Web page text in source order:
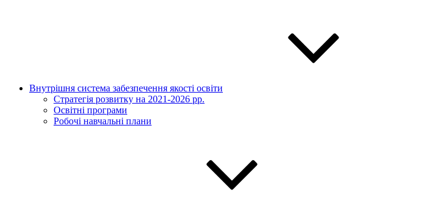
Внутрішня система забезпечення якості освіти
Стратегія розвитку на 2021-2026 рр.
Освітні програми
Робочі навчальні плани